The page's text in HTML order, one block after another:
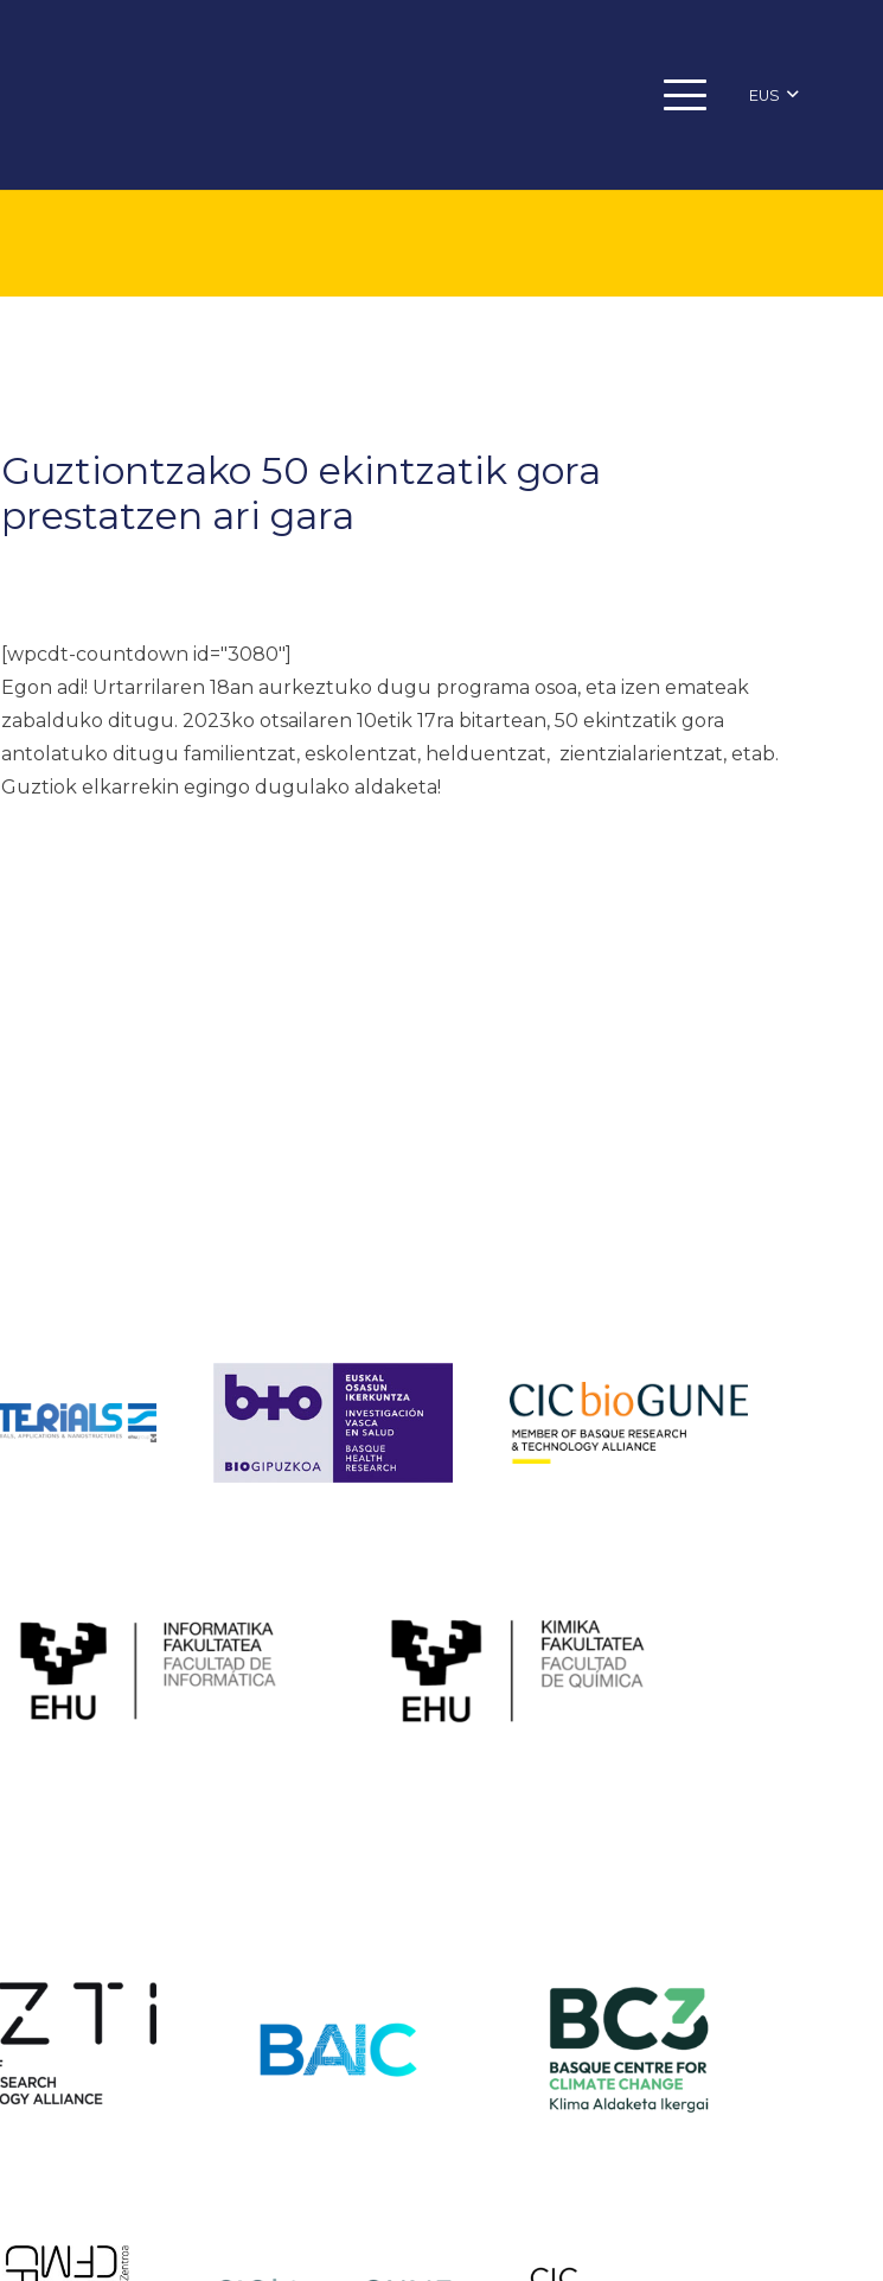
EUS
Guztiontzako 50 ekintzatik gora
prestatzen ari gara
[wpcdt-countdown id="3080"]
Egon adi! Urtarrilaren 18an aurkeztuko dugu programa osoa, eta izen emateak
zabalduko ditugu. 2023ko otsailaren 10etik 17ra bitartean, 50 ekintzatik gora
antolatuko ditugu familientzat, eskolentzat, helduentzat, zientzialarientzat, etab.
Guztiok elkarrekin egingo dugulako aldaketa!